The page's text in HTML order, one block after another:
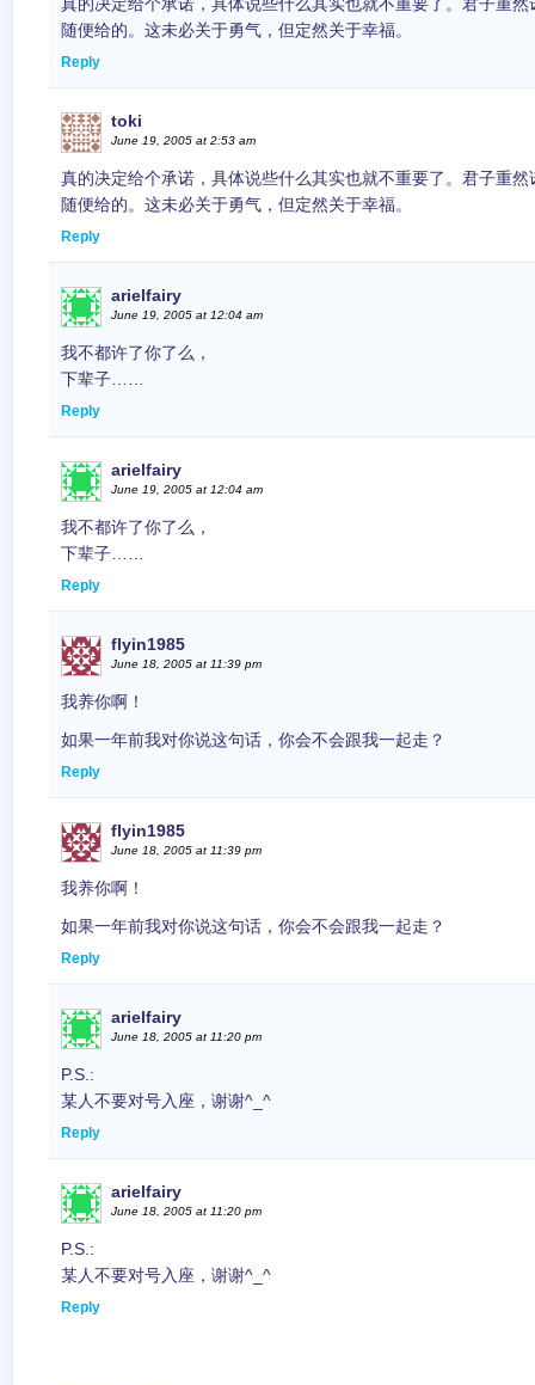
随便给的。这未必关于勇气，但定然关于幸福。
Reply
toki
June 19, 2005 at 2:53 am
真的决定给个承诺，具体说些什么其实也就不重要了。君子重
随便给的。这未必关于勇气，但定然关于幸福。
Reply
arielfairy
June 19, 2005 at 12:04 am
我不都许了你了么，
下辈子……
Reply
arielfairy
June 19, 2005 at 12:04 am
我不都许了你了么，
下辈子……
Reply
flyin1985
June 18, 2005 at 11:39 pm
我养你啊！
如果一年前我对你说这句话，你会不会跟我一起走？
Reply
flyin1985
June 18, 2005 at 11:39 pm
我养你啊！
如果一年前我对你说这句话，你会不会跟我一起走？
Reply
arielfairy
June 18, 2005 at 11:20 pm
P.S.:
某人不要对号入座，谢谢^_^
Reply
arielfairy
June 18, 2005 at 11:20 pm
P.S.:
某人不要对号入座，谢谢^_^
Reply